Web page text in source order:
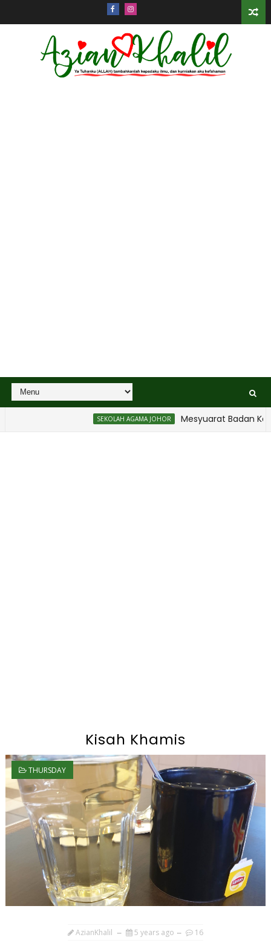
SEKOLAH AGAMA JOHOR Mesyuarat Badan Kebajikan
Kisah Khamis
THURSDAY
AzianKhalil 5 years ago 16